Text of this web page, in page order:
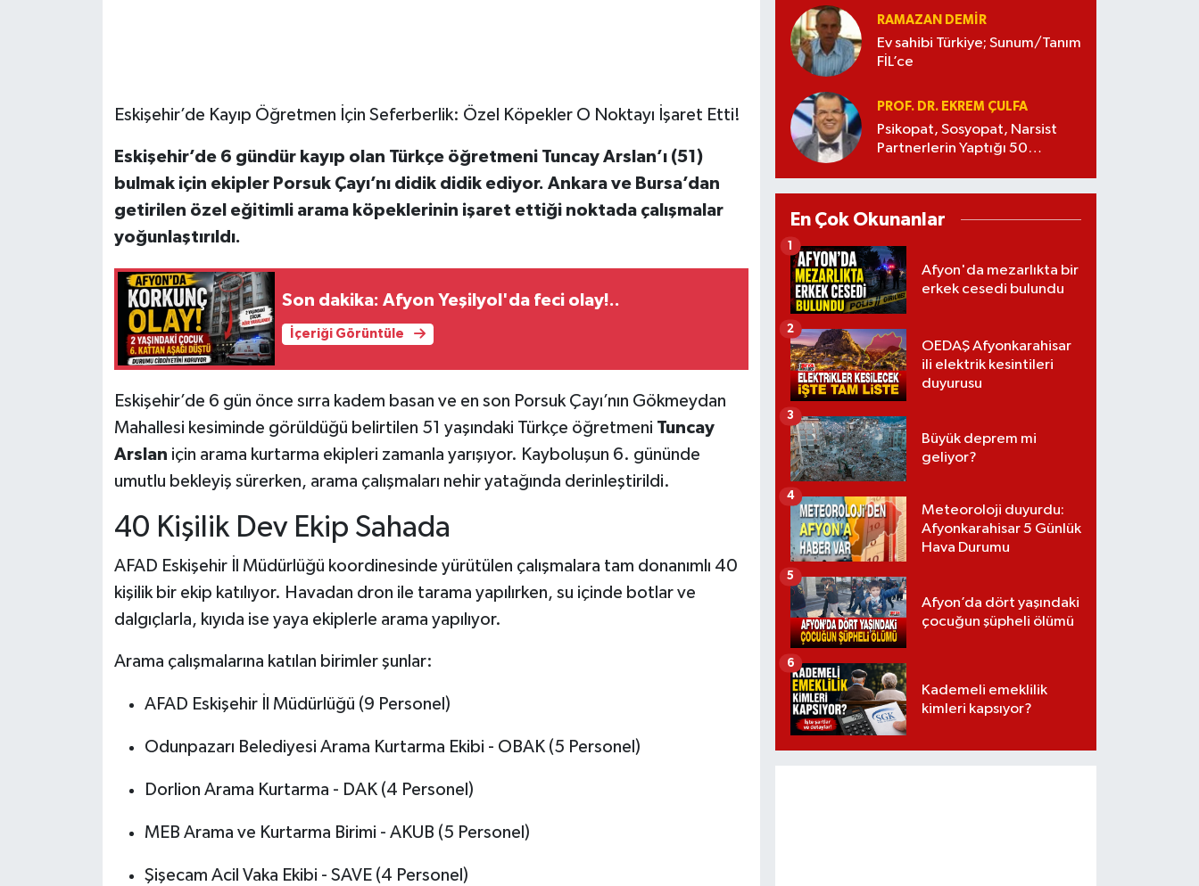
Eskişehir’de Kayıp Öğretmen İçin Seferberlik: Özel Köpekler O Noktayı İşaret Etti!
Eskişehir’de 6 gündür kayıp olan Türkçe öğretmeni Tuncay Arslan’ı (51)
bulmak için ekipler Porsuk Çayı’nı didik didik ediyor. Ankara ve Bursa’dan
getirilen özel eğitimli arama köpeklerinin işaret ettiği noktada çalışmalar
yoğunlaştırıldı.
Son dakika: Afyon Yeşilyol'da feci olay!..
İçeriği Görüntüle
Eskişehir’de 6 gün önce sırra kadem basan ve en son Porsuk Çayı’nın Gökmeydan
Mahallesi kesiminde görüldüğü belirtilen 51 yaşındaki Türkçe öğretmeni Tuncay
Arslan için arama kurtarma ekipleri zamanla yarışıyor. Kayboluşun 6. gününde
umutlu bekleyiş sürerken, arama çalışmaları nehir yatağında derinleştirildi.
40 Kişilik Dev Ekip Sahada
AFAD Eskişehir İl Müdürlüğü koordinesinde yürütülen çalışmalara tam donanımlı 40
kişilik bir ekip katılıyor. Havadan dron ile tarama yapılırken, su içinde botlar ve
dalgıçlarla, kıyıda ise yaya ekiplerle arama yapılıyor.
Arama çalışmalarına katılan birimler şunlar:
AFAD Eskişehir İl Müdürlüğü (9 Personel)
Odunpazarı Belediyesi Arama Kurtarma Ekibi - OBAK (5 Personel)
Dorlion Arama Kurtarma - DAK (4 Personel)
MEB Arama ve Kurtarma Birimi - AKUB (5 Personel)
Şişecam Acil Vaka Ekibi - SAVE (4 Personel)
RAMAZAN DEMİR
Ev sahibi Türkiye; Sunum/Tanım
FİL’ce
PROF. DR. EKREM ÇULFA
Psikopat, Sosyopat, Narsist
Partnerlerin Yaptığı 50
En Çok Okunanlar
Afyon'da mezarlıkta bir
erkek cesedi bulundu
1
OEDAŞ Afyonkarahisar
ili elektrik kesintileri
duyurusu
2
Büyük deprem mi
geliyor?
3
Meteoroloji duyurdu:
Afyonkarahisar 5 Günlük
Hava Durumu
4
Afyon’da dört yaşındaki
çocuğun şüpheli ölümü
5
Kademeli emeklilik
kimleri kapsıyor?
6